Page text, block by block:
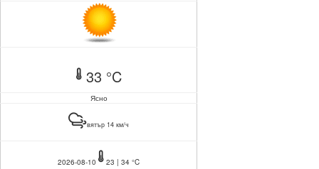
33 °C
Ясно
вятър 14 км/ч
2026-08-10 23 | 34 °C